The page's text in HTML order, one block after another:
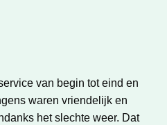
van begin tot eind en
waren vriendelijk en
het slechte weer. Dat